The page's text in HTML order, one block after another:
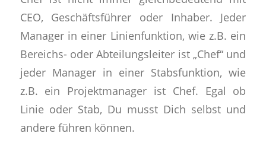
CEO, Geschäftsführer oder Inhaber. Jeder
Manager in einer Linienfunktion, wie z.B. ein
Bereichs- oder Abteilungsleiter ist „Chef“ und
jeder Manager in einer Stabsfunktion, wie
z.B. ein Projektmanager ist Chef. Egal ob
Linie oder Stab, Du musst Dich selbst und
andere führen können.